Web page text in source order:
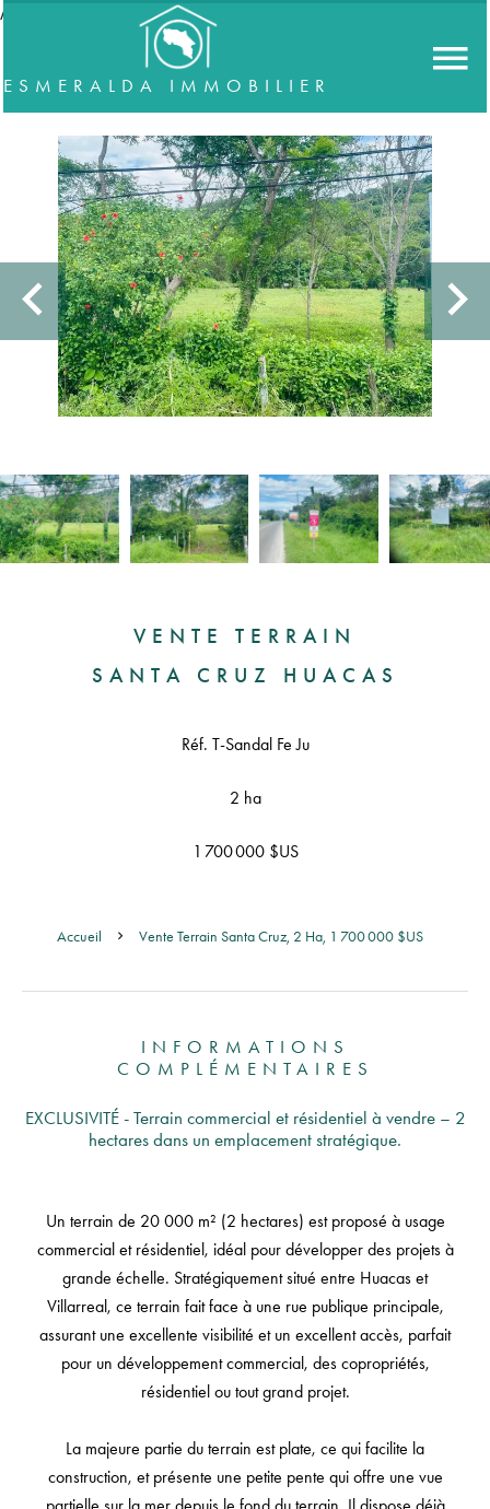
//accordeon
ESMERALDA IMMOBILIER
VENTE TERRAIN
SANTA CRUZ HUACAS
Réf. T-Sandal Fe Ju
2 ha
1 700 000 $US
Accueil Vente Terrain Santa Cruz, 2 Ha, 1 700 000 $US
INFORMATIONS
COMPLÉMENTAIRES
EXCLUSIVITÉ - Terrain commercial et résidentiel à vendre – 2
hectares dans un emplacement stratégique.
Un terrain de 20 000 m² (2 hectares) est proposé à usage
commercial et résidentiel, idéal pour développer des projets à
grande échelle. Stratégiquement situé entre Huacas et
Villarreal, ce terrain fait face à une rue publique principale,
assurant une excellente visibilité et un excellent accès, parfait
pour un développement commercial, des copropriétés,
résidentiel ou tout grand projet.
La majeure partie du terrain est plate, ce qui facilite la
construction, et présente une petite pente qui offre une vue